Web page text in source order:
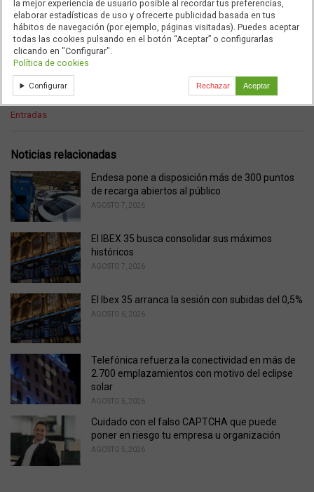
C
e
o
r
i
:
Entradas
Noticias relacionadas
Endesa pone a disposición más de 300 puntos
de recarga abiertos al público
AGOSTO 7, 2026
El IBEX 35 busca consolidar sus máximos
históricos
AGOSTO 7, 2026
El Ibex 35 arranca la sesión con subidas del 0,5%
AGOSTO 6, 2026
Telefónica refuerza la conectividad en más de
2.700 emplazamientos con motivo del eclipse
solar
AGOSTO 5, 2026
Cuidado con el falso CAPTCHA que puede
poner en riesgo tu empresa u organización
AGOSTO 5, 2026
la mejor experiencia de usuario posible al recordar tus preferencias,
elaborar estadísticas de uso y ofrecerte publicidad basada en tus
hábitos de navegación (por ejemplo, páginas visitadas). Puedes aceptar
todas las cookies pulsando en el botón “Aceptar” o configurarlas
clicando en "Configurar".
Política de cookies
Configurar Rechazar Aceptar